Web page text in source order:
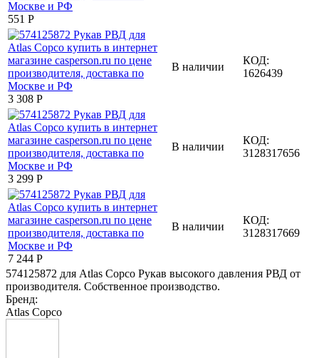
‍551‍ Р
3 308 Р
В наличии
КОД:
1626439
3 299 Р
В наличии
КОД:
3128317656
7 244 Р
В наличии
КОД:
3128317669
574125872 для Atlas Copco Рукав высокого давления РВД от
производителя. Собственное производство.
Бренд:
Atlas Copco